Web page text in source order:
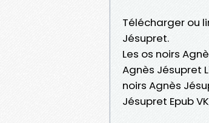
Télécharger ou
Jésupret.
Les os noirs
Agnès Jésupret
noirs Agnès
Jésupret Epub